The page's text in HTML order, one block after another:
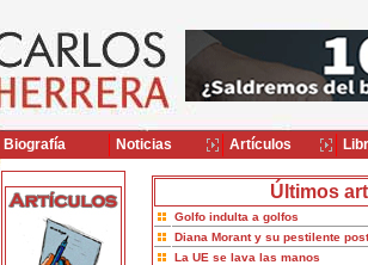
Últimos
Golfo indulta a golfos
Diana Morant y su pestilente
La UE se lava las manos
Biografía Noticias Artículos